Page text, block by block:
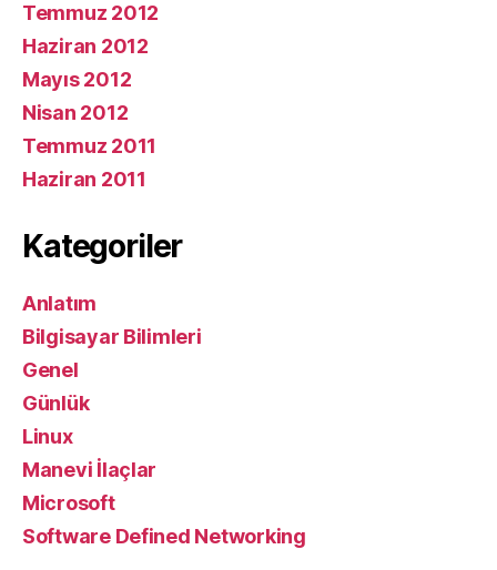
Temmuz 2012
Haziran 2012
Mayıs 2012
Nisan 2012
Temmuz 2011
Haziran 2011
Kategoriler
Anlatım
Bilgisayar Bilimleri
Genel
Günlük
Linux
Manevi İlaçlar
Microsoft
Software Defined Networking